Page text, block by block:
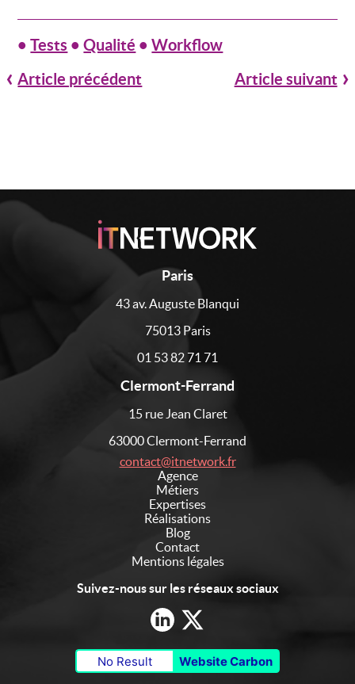
•Tests •Qualité •Workflow
Article précédent
Article suivant
Paris
43 av. Auguste Blanqui
75013 Paris
01 53 82 71 71
Clermont-Ferrand
15 rue Jean Claret
63000 Clermont-Ferrand
contact@itnetwork.fr
Agence
Métiers
Expertises
Réalisations
Blog
Contact
Mentions légales
Suivez-nous sur les réseaux sociaux
No Result Website Carbon